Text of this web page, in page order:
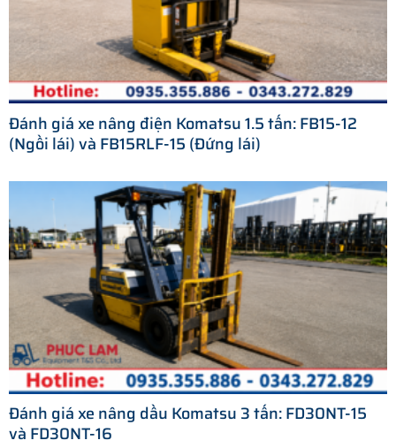
Đánh giá xe nâng điện Komatsu 1.5 tấn: FB15-12
(Ngồi lái) và FB15RLF-15 (Đứng lái)
Đánh giá xe nâng dầu Komatsu 3 tấn: FD30NT-15
và FD30NT-16